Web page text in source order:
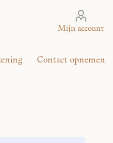
Mijn account
Contact opnemen